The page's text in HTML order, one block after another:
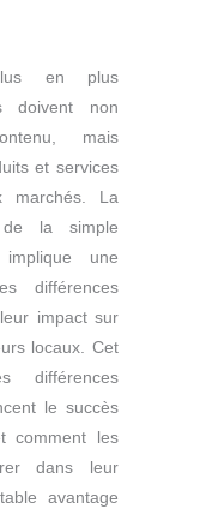
en plus
doivent non
mais
et services
marchés. La
de la simple
une
différences
impact sur
locaux. Cet
différences
le succès
comment les
dans leur
avantage